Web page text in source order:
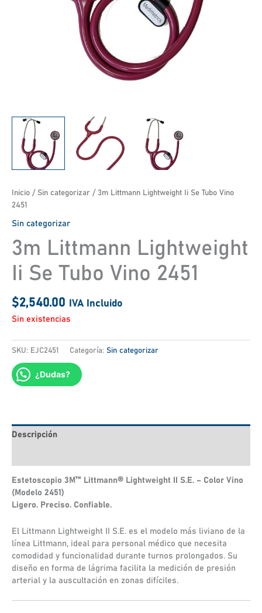
Inicio / Sin categorizar / 3m Littmann Lightweight Ii Se Tubo Vino
2451
Sin categorizar
3m Littmann Lightweight
Ii Se Tubo Vino 2451
$2,540.00 IVA Incluido
Sin existencias
SKU: EJC2451 Categoría: Sin categorizar
¿Dudas?
Descripción
Estetoscopio 3M™ Littmann® Lightweight II S.E. – Color Vino
(Modelo 2451)
Ligero. Preciso. Confiable.
El Littmann Lightweight II S.E. es el modelo más liviano de la
línea Littmann, ideal para personal médico que necesita
comodidad y funcionalidad durante turnos prolongados. Su
diseño en forma de lágrima facilita la medición de presión
arterial y la auscultación en zonas difíciles.